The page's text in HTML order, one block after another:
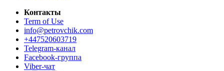
Контакты
Term of Use
info@petrovchik.com
+447520603719
Telegram-канал
Facebook-группа
Viber-чат